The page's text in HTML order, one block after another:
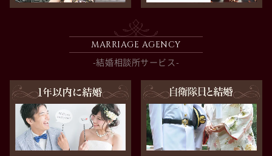
MARRIAGE AGENCY
-結婚相談所サービス-